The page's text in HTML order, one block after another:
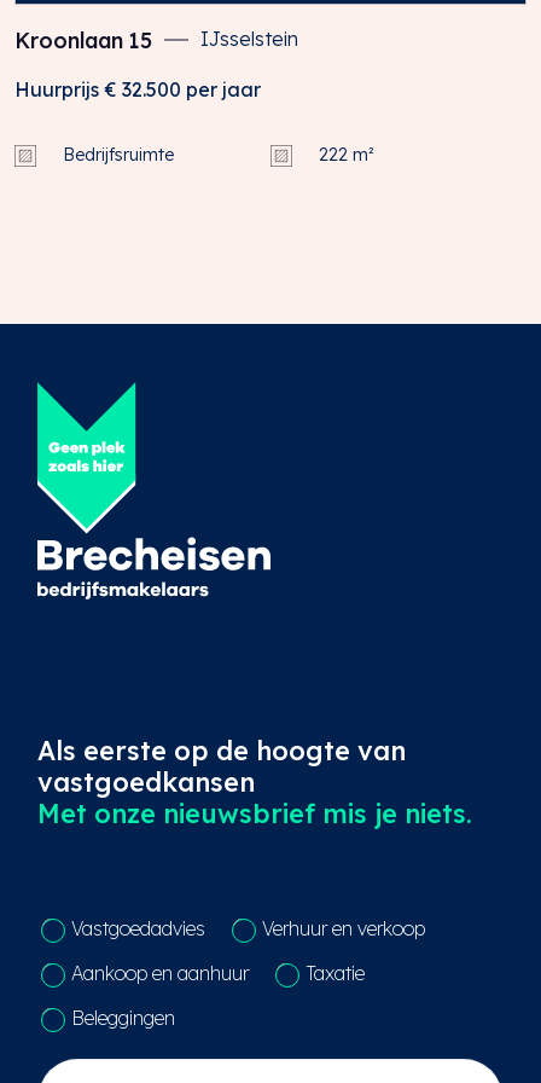
Kroonlaan 15 IJsselstein
Huurprijs € 32.500 per jaar
Bedrijfsruimte 222 m²
Als eerste op de hoogte van
vastgoedkansen
Met onze nieuwsbrief mis je niets.
C
o
n
t
a
c
Vastgoedadvies
Verhuur en verkoop
Aankoop en aanhuur
Taxatie
Beleggingen
N